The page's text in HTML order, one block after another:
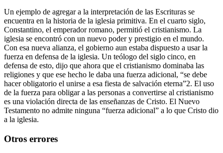
Un ejemplo de agregar a la interpretación de las Escrituras se
encuentra en la historia de la iglesia primitiva. En el cuarto siglo,
Constantino, el emperador romano, permitió el cristianismo. La
iglesia se encontró con un nuevo poder y prestigio en el mundo.
Con esa nueva alianza, el gobierno aun estaba dispuesto a usar la
fuerza en defensa de la iglesia. Un teólogo del siglo cinco, en
defensa de esto, dijo que ahora que el cristianismo dominaba las
religiones y que ese hecho le daba una fuerza adicional, “se debe
hacer obligatorio el unirse a esa fiesta de salvación eterna”2. El uso
de la fuerza para obligar a las personas a convertirse al cristianismo
es una violación directa de las enseñanzas de Cristo. El Nuevo
Testamento no admite ninguna “fuerza adicional” a lo que Cristo dio
a la iglesia.
Otros errores